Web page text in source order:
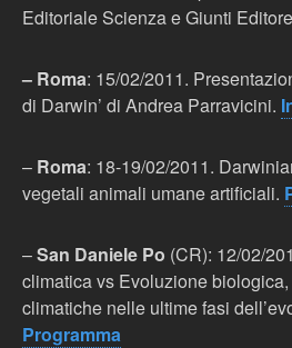
Editoriale Scienza e Giunti
– Roma: 15/02/2011.
di Darwin’ di Andrea Parravicini.
– Roma: 18-19/02/2011.
vegetali animali umane artificiali.
–San Daniele Po (CR): 12/02/
climatica vs Evoluzione
climatiche nelle ultime fasi
Programma